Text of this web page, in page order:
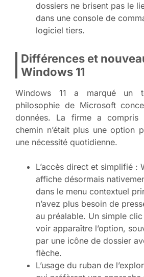
dossiers ne brisent pas le
dans une console de
logiciel tiers.
Différences et
Windows 11
Windows 11 a marqué un
philosophie de Microsoft
données. La firme a
chemin n’était plus une option
une nécessité quotidienne.
L’accès direct et simplifié :
affiche désormais
dans le menu contextuel
n’avez plus besoin de
au préalable. Un simple
voir apparaître l’option,
par une icône de dossier
flèche.
L’usage du ruban de